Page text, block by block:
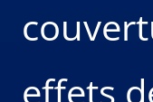
effets